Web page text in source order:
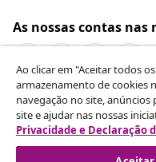
As nossas contas nas
Rescindir o
Envie um pedido de
Ao clicar em "Aceitar todos
armazenamento de cookies
navegação no site, anúncios
site e ajudar nas nossas
Privacidade e Declaração